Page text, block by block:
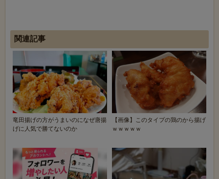
関連記事
竜田揚げの方がうまいのになぜ唐揚
げに人気で勝てないのか
【画像】このタイプの鶏のから揚げ
ｗｗｗｗｗ